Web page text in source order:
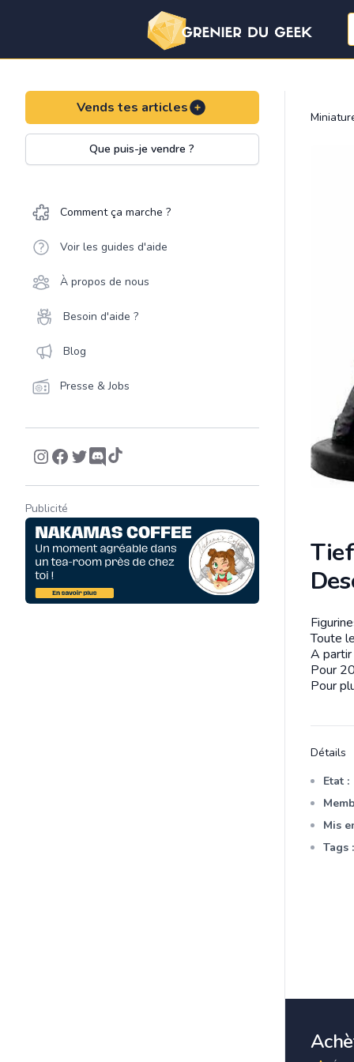
Vends tes articles
Que puis-je vendre ?
Comment ça marche ?
Voir les guides d'aide
À propos de nous
Besoin d'aide ?
Blog
Presse & Jobs
Publicité
Toute
A
Pour
Pour
Détails
Etat :
Mis
Tags :